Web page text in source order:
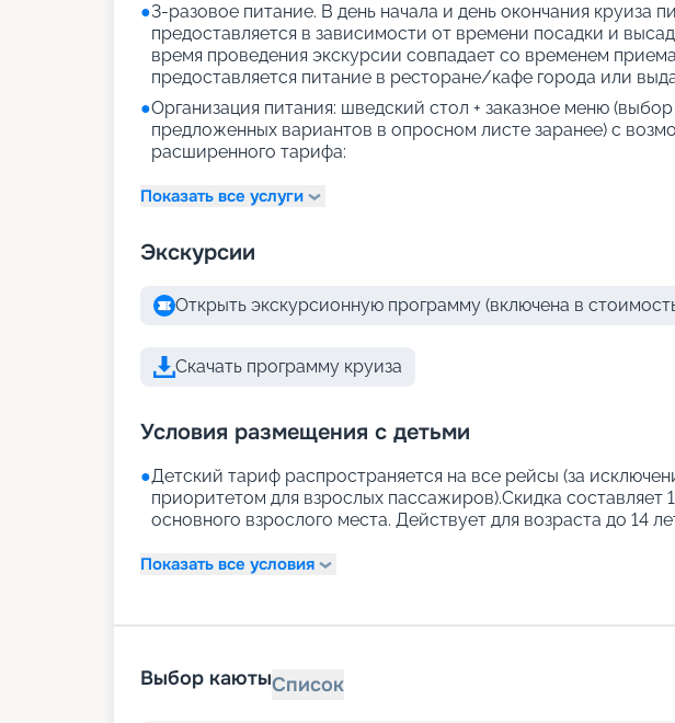
●3-разовое питание. В день начала и день окончания круиза
предоставляется в зависимости от времени посадки и
время проведения экскурсии совпадает со временем
предоставляется питание в ресторане/кафе города или
●Организация питания: шведский стол + заказное меню
предложенных вариантов в опросном листе заранее) с
расширенного тарифа:
Показать все услуги
Экскурсии
Открыть экскурсионную программу (включена в
Скачать программу круиза
Условия размещения с детьми
●Детский тариф распространяется на все рейсы (за
приоритетом для взрослых пассажиров).Скидка составляет
основного взрослого места. Действует для возраста до 14
Показать все условия
Выбор каютыСписок